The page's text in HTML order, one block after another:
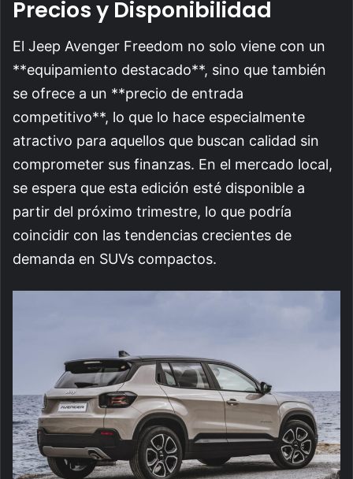
Precios y Disponibilidad
El Jeep Avenger Freedom no solo viene con un
**equipamiento destacado**, sino que también
se ofrece a un **precio de entrada
competitivo**, lo que lo hace especialmente
atractivo para aquellos que buscan calidad sin
comprometer sus finanzas. En el mercado local,
se espera que esta edición esté disponible a
partir del próximo trimestre, lo que podría
coincidir con las tendencias crecientes de
demanda en SUVs compactos.